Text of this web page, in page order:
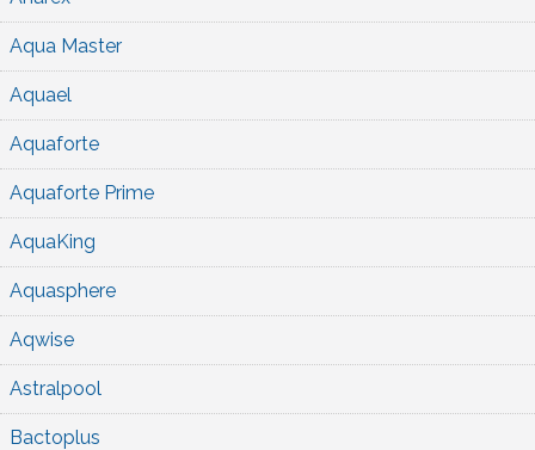
Aqua Master
Aquael
Aquaforte
Aquaforte Prime
AquaKing
Aquasphere
Aqwise
Astralpool
Bactoplus